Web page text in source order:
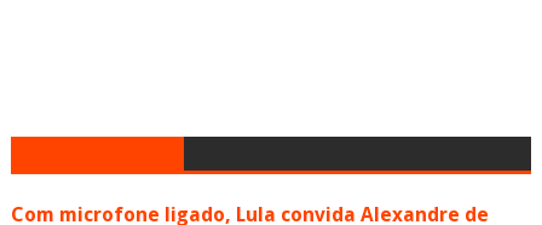
Com microfone ligado, Lula convida Alexandre de